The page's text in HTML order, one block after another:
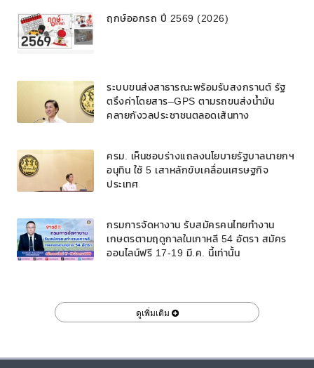
ฤกษ์ออกรถ ปี 2569 (2026)
ระบบขนส่งสาธารณะพร้อมรับสงกรานต์ รัฐ
ตรึงค่าโดยสาร–GPS ตามรถขนส่งน้ำมัน
คลายกังวลประชาชนตลอดเส้นทาง
ครม. เห็นชอบร่างแถลงนโยบายรัฐบาลนายกฯ
อนุทิน ใช้ 5 เสาหลักขับเคลื่อนเศรษฐกิจ
ประเทศ
กรมการจัดหางาน รับสมัครคนไทยทำงาน
เกษตรตามฤดูกาลในเกาหลี 54 อัตรา สมัคร
ออนไลน์ฟรี 17-19 มี.ค. นี้เท่านั้น
ดูเพิ่มเติม